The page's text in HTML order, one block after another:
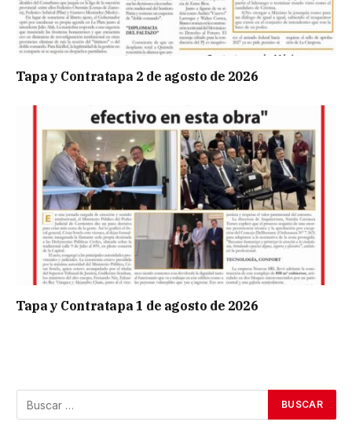
Tapa y Contratapa 2 de agosto de 2026
Tapa y Contratapa 1 de agosto de 2026